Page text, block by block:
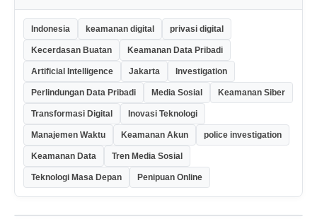
Indonesia keamanan digital privasi digital
Kecerdasan Buatan Keamanan Data Pribadi
Artificial Intelligence Jakarta Investigation
Perlindungan Data Pribadi Media Sosial Keamanan Siber
Transformasi Digital Inovasi Teknologi
Manajemen Waktu Keamanan Akun police investigation
Keamanan Data Tren Media Sosial
Teknologi Masa Depan Penipuan Online